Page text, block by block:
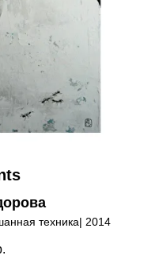
техника| 2014